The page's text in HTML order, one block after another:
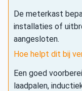
De meterkast
installaties of
aangesloten.
Hoe helpt dit bij
Een goed
laadpalen,